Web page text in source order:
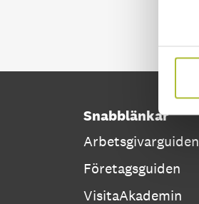
Snabblänkar
Arbetsgivarguiden
Företagsguiden
VisitaAkademin